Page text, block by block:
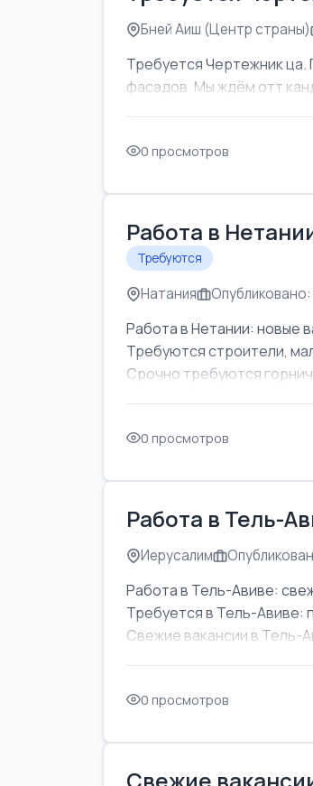
Бней Аиш (Центр страны)
Требуется Чертежник
фасадов. Мы ждём отт
0 просмотров
Работа в
Требуются
Натания Опубликовано:
Работа в Нетании: новые
Требуются строители,
Срочно требуются
0 просмотров
Работа в Тель-
Иерусалим
Работа в Тель-Авиве:
Требуется в Тель-Авиве:
Свежие вакансии в Тель-
0 просмотров